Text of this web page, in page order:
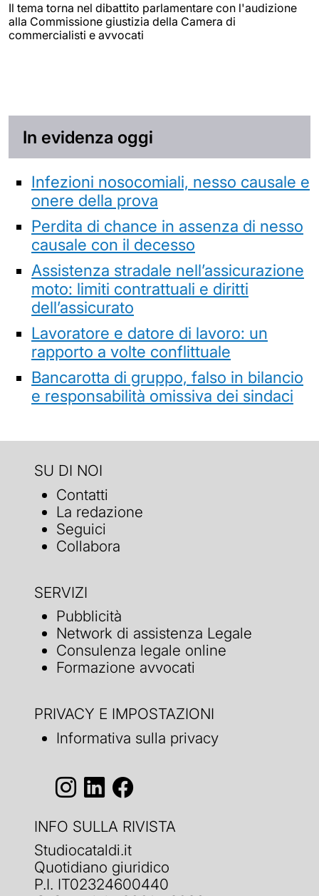
Il tema torna nel dibattito parlamentare con l'audizione
alla Commissione giustizia della Camera di
commercialisti e avvocati
In evidenza oggi
Infezioni nosocomiali, nesso causale e
onere della prova
Perdita di chance in assenza di nesso
causale con il decesso
Assistenza stradale nell’assicurazione
moto: limiti contrattuali e diritti
dell’assicurato
Lavoratore e datore di lavoro: un
rapporto a volte conflittuale
Bancarotta di gruppo, falso in bilancio
e responsabilità omissiva dei sindaci
SU DI NOI
Contatti
La redazione
Seguici
Collabora
SERVIZI
Pubblicità
Network di assistenza Legale
Consulenza legale online
Formazione avvocati
PRIVACY E IMPOSTAZIONI
Informativa sulla privacy
INFO SULLA RIVISTA
Studiocataldi.it
Quotidiano giuridico
P.I. IT02324600440